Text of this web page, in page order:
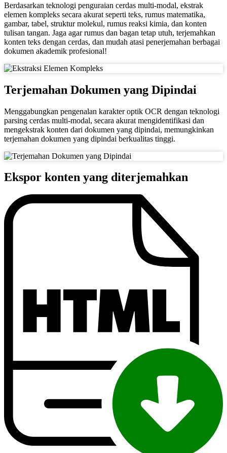
Berdasarkan teknologi penguraian cerdas multi-modal, ekstrak
elemen kompleks secara akurat seperti teks, rumus matematika,
gambar, tabel, struktur molekul, rumus reaksi kimia, dan konten
tulisan tangan. Jaga agar rumus dan bagan tetap utuh, terjemahkan
konten teks dengan cerdas, dan mudah atasi penerjemahan berbagai
dokumen akademik profesional!
Terjemahan Dokumen yang Dipindai
Menggabungkan pengenalan karakter optik OCR dengan teknologi
parsing cerdas multi-modal, secara akurat mengidentifikasi dan
mengekstrak konten dari dokumen yang dipindai, memungkinkan
terjemahan dokumen yang dipindai berkualitas tinggi.
Ekspor konten yang diterjemahkan